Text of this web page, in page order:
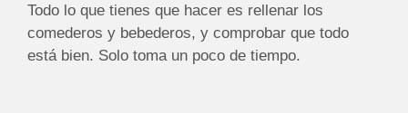
Todo lo que tienes que hacer es rellenar los
comederos y bebederos, y comprobar que todo
está bien. Solo toma un poco de tiempo.